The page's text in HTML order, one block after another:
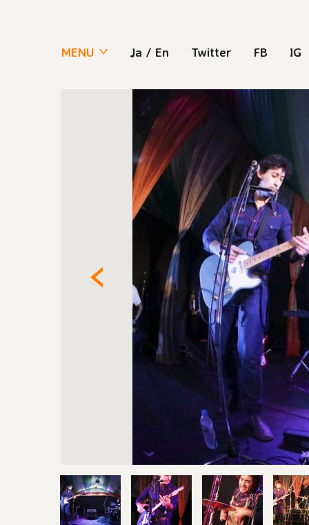
MENU Ja / En Twitter FB IG